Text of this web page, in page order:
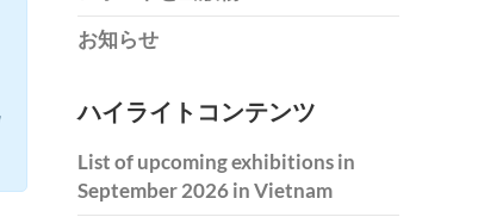
お知らせ
ハイライトコンテンツ
List of upcoming exhibitions in
September 2026 in Vietnam